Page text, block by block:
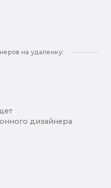
на удаленку:
дизайнера